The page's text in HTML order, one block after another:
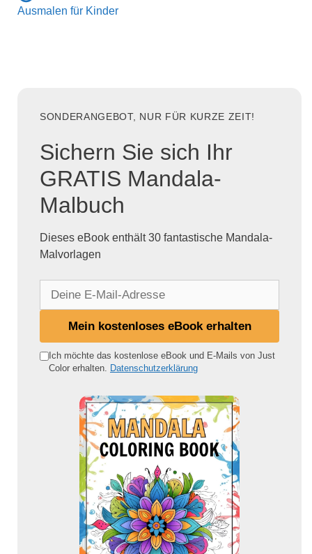
Ausmalen für Kinder
SONDERANGEBOT, NUR FÜR KURZE ZEIT!
Sichern Sie sich Ihr
GRATIS Mandala-
Malbuch
Dieses eBook enthält 30 fantastische Mandala-
Malvorlagen
e
Mein kostenloses eBook erhalten
Ich möchte das kostenlose eBook und E-Mails von Just
Color erhalten. Datenschutzerklärung